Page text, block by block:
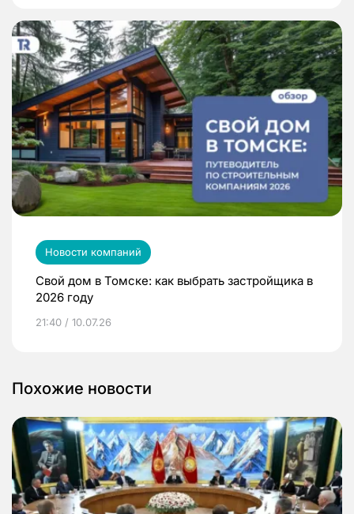
Новости компаний
Свой дом в Томске: как выбрать застройщика в
2026 году
21:40 / 10.07.26
Похожие новости